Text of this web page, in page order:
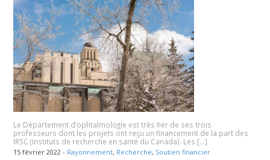
Le Département d’ophtalmologie est très fier de ses trois
professeurs dont les projets ont reçu un financement de la part des
IRSC (Instituts de recherche en santé du Canada). Les […]
15 février 2022 - Rayonnement, Recherche, Soutien financier